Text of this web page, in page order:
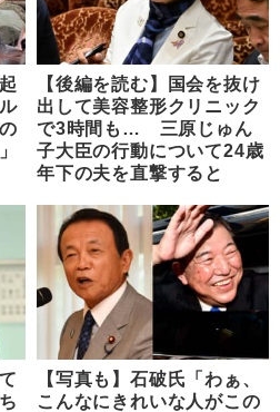
【後編を読む】国会を抜け
出して美容整形クリニック
で3時間も… 三原じゅん
子大臣の行動について24歳
年下の夫を直撃すると
【写真も】石破氏「わぁ、
こんなにきれいな人がこの